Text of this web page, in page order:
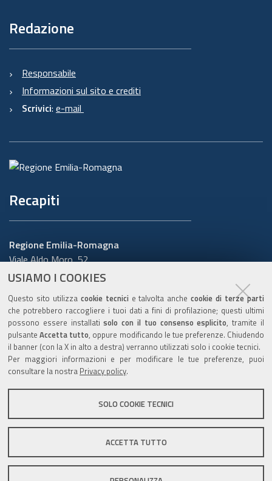
USIAMO I COOKIES
Questo sito utilizza cookie tecnici e talvolta anchecookie di terze parti
che potrebbero raccogliere i tuoi dati a fini di profilazione; questi ultimi
possono essere installatisolo con il tuo consenso esplicito, tramite il
pulsanteAccetta tutto, oppure modificando le tue preferenze. Chiudendo
il banner (con la X in alto a destra) verranno utilizzati solo i cookie tecnici.
Per maggiori informazioni e per modificare le tue preferenze, puoi
consultare la nostra Privacy policy.
SOLO COOKIE TECNICI
ACCETTA TUTTO
Redazione
Responsabile
Informazioni sul sito e crediti
Scrivici: e-mail
Recapiti
Regione Emilia-Romagna
Viale Aldo Moro, 52
40127 Bologna
Cerca telefoni o indirizzi
URP
www.regione.emilia-romagna.it/urp
C.F. 800.625.903.79